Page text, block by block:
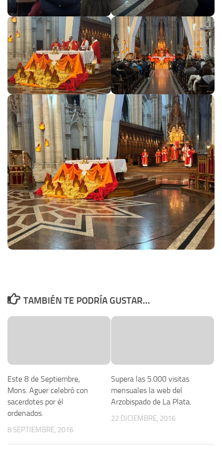
TAMBIÉN TE PODRÍA GUSTAR...
Este 8 de Septiembre,
Mons. Aguer celebró con
sacerdotes por él
ordenados.
8 SEPTIEMBRE, 2016
Supera las 5.000 visitas
mensuales la web del
Arzobispado de La Plata.
22 DICIEMBRE, 2016